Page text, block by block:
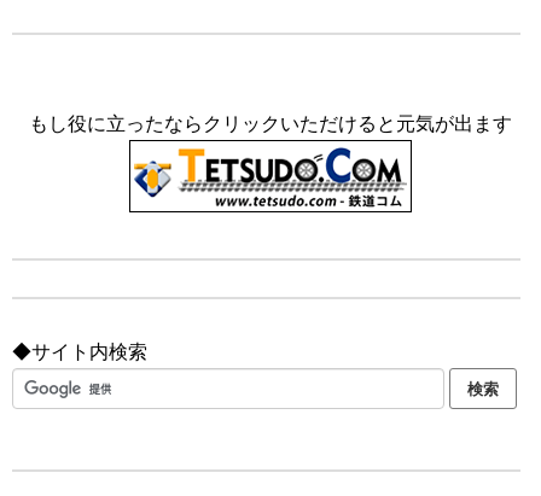
もし役に立ったならクリックいただけると元気が出ます
◆サイト内検索